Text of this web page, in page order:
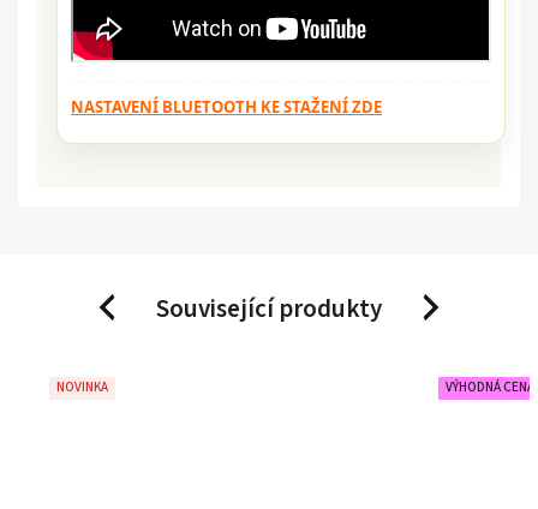
NASTAVENÍ BLUETOOTH KE STAŽENÍ ZDE
Související produkty
Previous
NOVINKA VÝHODNÁ CENA
Next